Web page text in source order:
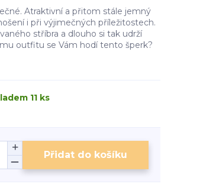
Atraktivní a přitom stále jemný
i při výjimečných příležitostech.
stříbra a dlouho si tak udrží
outfitu se Vám hodí tento šperk?
11 ks
Přidat do košíku